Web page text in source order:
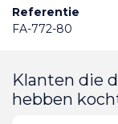
Referentie
FA-772-80
Klanten die
hebben